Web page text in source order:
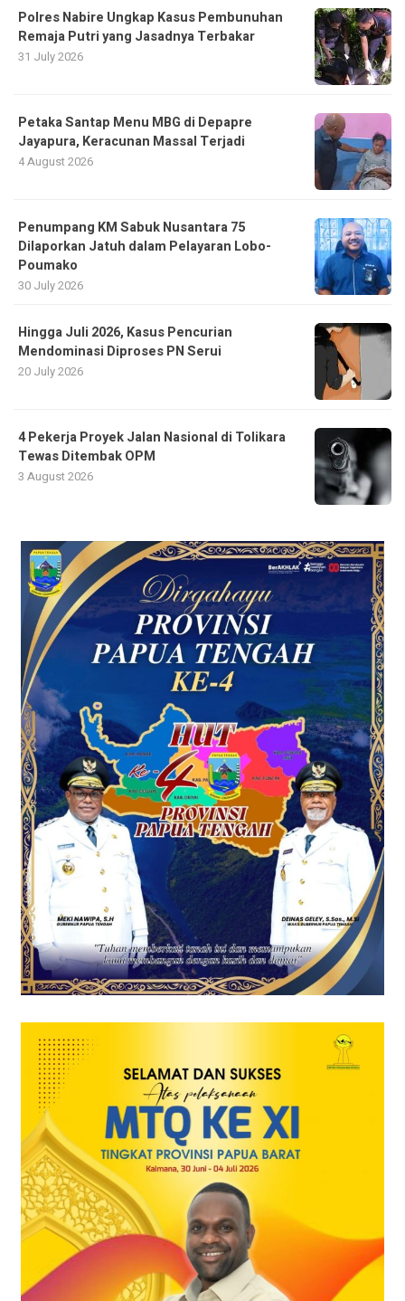
Polres Nabire Ungkap Kasus Pembunuhan
Remaja Putri yang Jasadnya Terbakar
31 July 2026
Petaka Santap Menu MBG di Depapre
Jayapura, Keracunan Massal Terjadi
4 August 2026
Penumpang KM Sabuk Nusantara 75
Dilaporkan Jatuh dalam Pelayaran Lobo-
Poumako
30 July 2026
Hingga Juli 2026, Kasus Pencurian
Mendominasi Diproses PN Serui
20 July 2026
4 Pekerja Proyek Jalan Nasional di Tolikara
Tewas Ditembak OPM
3 August 2026